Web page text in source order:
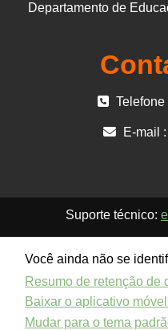
Departamento de
Telefone
E-mail :
Suporte técnico:
Você ainda não se
Resumo de retenção de
Baixar o aplicativo
Mudar para o tema